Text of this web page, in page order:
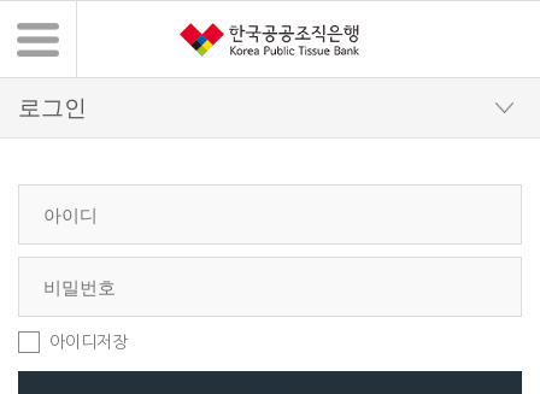
아이디저장